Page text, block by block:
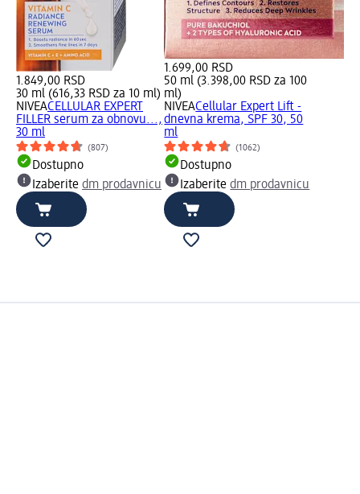
1.849,00 RSD
30 ml (616,33 RSD za 10 ml)
NIVEACELLULAR EXPERT
FILLER serum za obnovu...,
30 ml
(807)
Dostupno
Izaberite dm prodavnicu
1.699,00 RSD
50 ml (3.398,00 RSD za 100
ml)
NIVEACellular Expert Lift -
dnevna krema, SPF 30, 50
ml
(1062)
Dostupno
Izaberitedm prodavnicu